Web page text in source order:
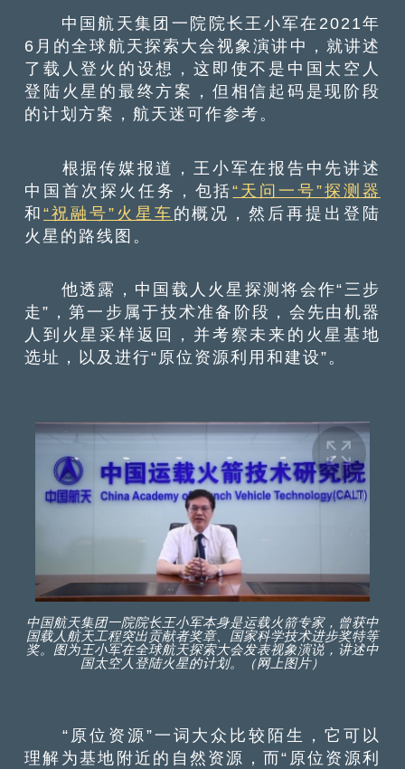
中国航天集团一院院长王小军在2021年
6月的全球航天探索大会视象演讲中，就讲述
了载人登火的设想，这即使不是中国太空人
登陆火星的最终方案，但相信起码是现阶段
的计划方案，航天迷可作参考。
根据传媒报道，王小军在报告中先讲述
中国首次探火任务，包括“天问一号”探测器
和“祝融号”火星车的概况，然后再提出登陆
火星的路线图。
他透露，中国载人火星探测将会作“三步
走”，第一步属于技术准备阶段，会先由机器
人到火星采样返回，并考察未来的火星基地
选址，以及进行“原位资源利用和建设”。
中国航天集团一院院长王小军本身是运载火箭专家，曾获中
国载人航天工程突出贡献者奖章、国家科学技术进步奖特等
奖。图为王小军在全球航天探索大会发表视象演说，讲述中
国太空人登陆火星的计划。（网上图片）
“原位资源”一词大众比较陌生，它可以
理解为基地附近的自然资源，而“原位资源利